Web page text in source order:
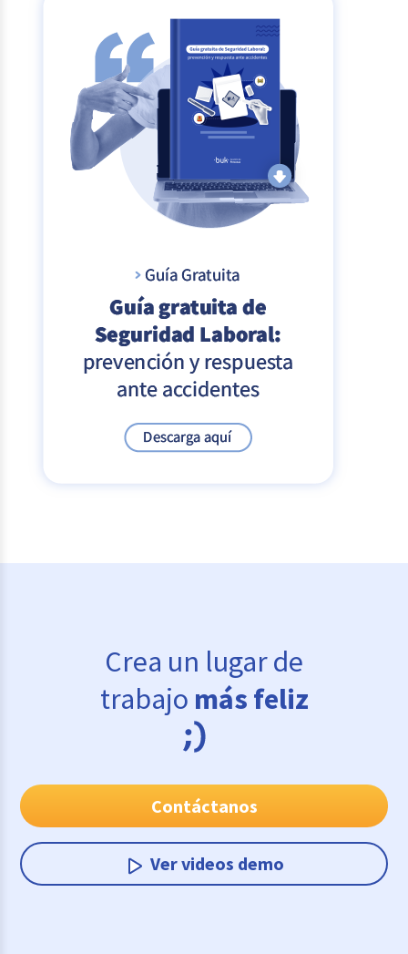
Crea un lugar de
trabajo más feliz
Contáctanos
Ver videos demo